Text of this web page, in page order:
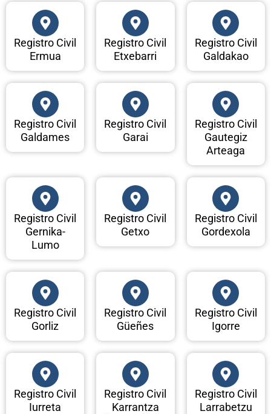
Registro Civil
Ermua
Registro Civil
Etxebarri
Registro Civil
Galdakao
Registro Civil
Galdames
Registro Civil
Garai
Registro Civil
Gautegiz
Arteaga
Registro Civil
Gernika-
Lumo
Registro Civil
Getxo
Registro Civil
Gordexola
Registro Civil
Gorliz
Registro Civil
Güeñes
Registro Civil
Igorre
Registro Civil
Iurreta
Registro Civil
Karrantza
Registro Civil
Larrabetzu